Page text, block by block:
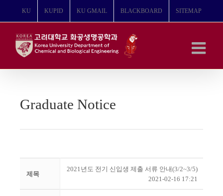
뛰
KU KUPID KU GMAIL BLACKBOARD SITEMAP
Graduate Notice
제목
2021년도 전기 신입생 제출 서류 안내(3/2~3/5)
2021-02-16 17:21